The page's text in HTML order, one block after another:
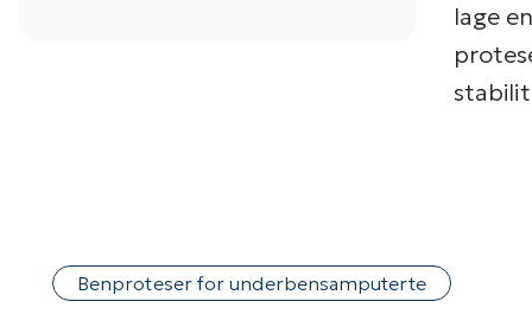
lage
Benproteser for underbensamputerte